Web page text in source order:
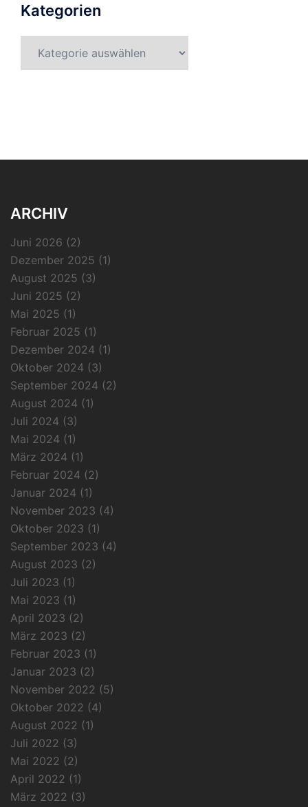
Kategorien
ARCHIV
Juni 2026 (2)
Dezember 2025 (1)
August 2025 (3)
Juni 2025 (2)
Mai 2025 (1)
Februar 2025 (1)
Dezember 2024 (1)
Oktober 2024 (3)
September 2024 (2)
August 2024 (1)
Juli 2024 (3)
Mai 2024 (1)
März 2024 (1)
Februar 2024 (2)
Januar 2024 (1)
November 2023 (4)
Oktober 2023 (1)
September 2023 (4)
August 2023 (2)
Juli 2023 (1)
Mai 2023 (1)
April 2023 (2)
März 2023 (2)
Februar 2023 (1)
Januar 2023 (2)
November 2022 (5)
Oktober 2022 (4)
August 2022 (1)
Juli 2022 (3)
Mai 2022 (2)
April 2022 (1)
März 2022 (3)